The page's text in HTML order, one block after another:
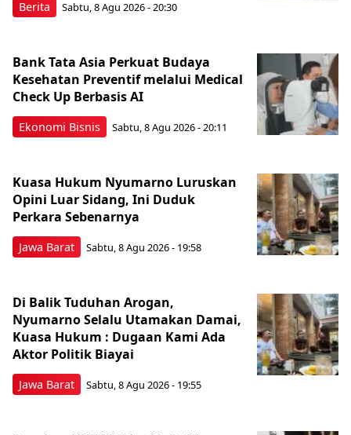
Berita Sabtu, 8 Agu 2026 - 20:30
Ekonomi Bisnis
Bank Tata Asia Perkuat Budaya
Kesehatan Preventif melalui Medical
Check Up Berbasis AI
Sabtu, 8 Agu 2026 - 20:11
Jawa Barat
Kuasa Hukum Nyumarno Luruskan
Opini Luar Sidang, Ini Duduk
Perkara Sebenarnya ​
Sabtu, 8 Agu 2026 - 19:58
Jawa Barat
Di Balik Tuduhan Arogan,
Nyumarno Selalu Utamakan Damai,
Kuasa Hukum : Dugaan Kami Ada
Aktor Politik Biayai
Sabtu, 8 Agu 2026 - 19:55